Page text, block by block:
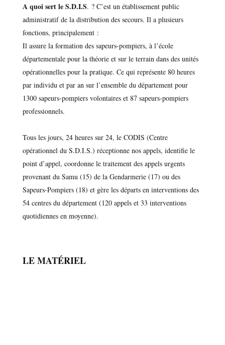
A quoi sert le S.D.I.S. ? C’est un établissement public
administratif de la distribution des secours. Il a plusieurs
fonctions, principalement :
Il assure la formation des sapeurs-pompiers, à l’école
départementale pour la théorie et sur le terrain dans des unités
opérationnelles pour la pratique. Ce qui représente 80 heures
par individu et par an sur l’ensemble du département pour
1300 sapeurs-pompiers volontaires et 87 sapeurs-pompiers
professionnels.
Tous les jours, 24 heures sur 24, le CODIS (Centre
opérationnel du S.D.I.S.) réceptionne nos appels, identifie le
point d’appel, coordonne le traitement des appels urgents
provenant du Samu (15) de la Gendarmerie (17) ou des
Sapeurs-Pompiers (18) et gère les départs en interventions des
54 centres du département (120 appels et 33 interventions
quotidiennes en moyenne).
LE MATÉRIEL